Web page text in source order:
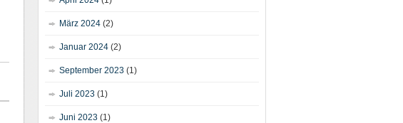
März 2024 (2)
Januar 2024 (2)
September 2023 (1)
Juli 2023 (1)
Juni 2023 (1)